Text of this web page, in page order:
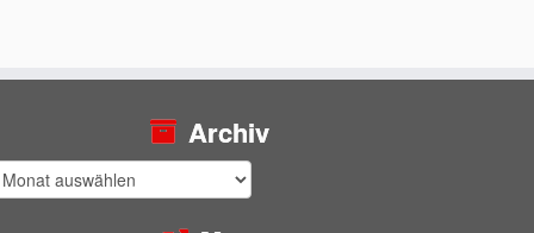
Archiv
Archiv